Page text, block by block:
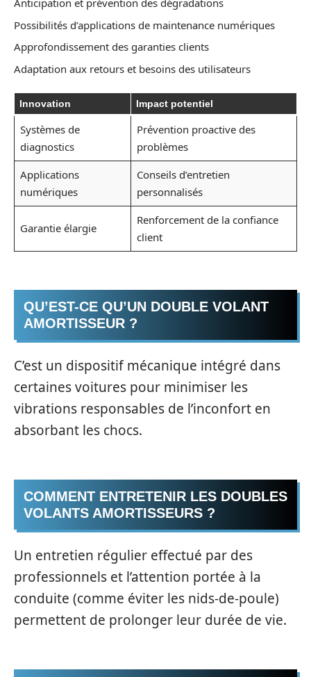
Anticipation et prévention des dégradations
Possibilités d’applications de maintenance numériques
Approfondissement des garanties clients
Adaptation aux retours et besoins des utilisateurs
Innovation Impact potentiel
Systèmes de
diagnostics
Prévention proactive des
problèmes
Applications
numériques
Conseils d’entretien
personnalisés
Garantie élargie
Renforcement de la confiance
client
QU’EST-CE QU’UN DOUBLE VOLANT
AMORTISSEUR ?
C’est un dispositif mécanique intégré dans
certaines voitures pour minimiser les
vibrations responsables de l’inconfort en
absorbant les chocs.
COMMENT ENTRETENIR LES DOUBLES
VOLANTS AMORTISSEURS ?
Un entretien régulier effectué par des
professionnels et l’attention portée à la
conduite (comme éviter les nids-de-poule)
permettent de prolonger leur durée de vie.